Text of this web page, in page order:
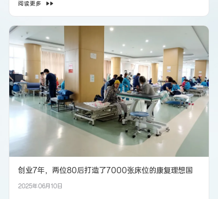
阅读更多
创业7年，两位80后打造了7000张床位的康复理想国
2025年06月10日